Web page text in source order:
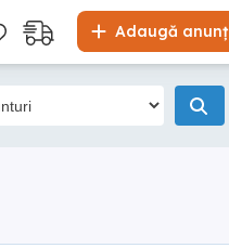
Adaugă anunț